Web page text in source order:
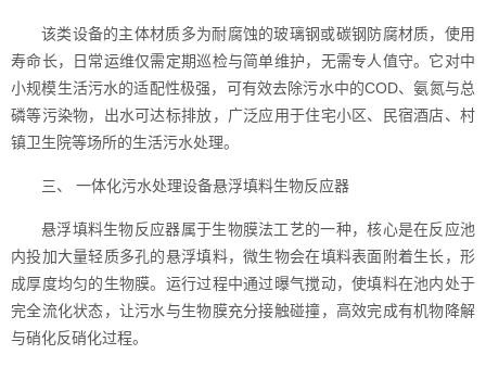
该类设备的主体材质多为耐腐蚀的玻璃钢或碳钢防腐材质，使用
寿命长，日常运维仅需定期巡检与简单维护，无需专人值守。它对中
小规模生活污水的适配性极强，可有效去除污水中的COD、氨氮与总
磷等污染物，出水可达标排放，广泛应用于住宅小区、民宿酒店、村
镇卫生院等场所的生活污水处理。
三、 一体化污水处理设备悬浮填料生物反应器
悬浮填料生物反应器属于生物膜法工艺的一种，核心是在反应池
内投加大量轻质多孔的悬浮填料，微生物会在填料表面附着生长，形
成厚度均匀的生物膜。运行过程中通过曝气搅动，使填料在池内处于
完全流化状态，让污水与生物膜充分接触碰撞，高效完成有机物降解
与硝化反硝化过程。